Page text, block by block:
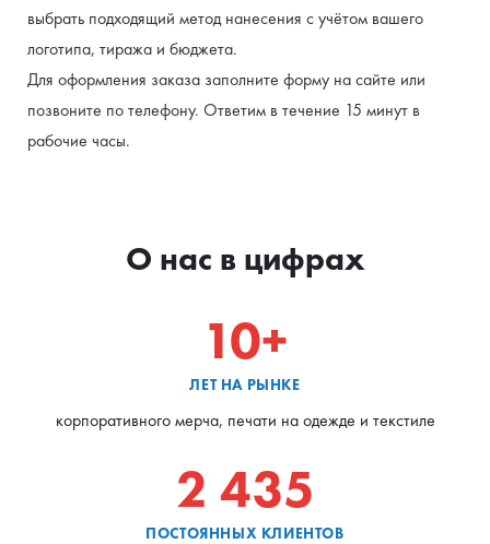
выбрать подходящий метод нанесения с учётом вашего
логотипа, тиража и бюджета.
Для оформления заказа заполните форму на сайте или
позвоните по телефону. Ответим в течение 15 минут в
рабочие часы.
О нас в цифрах
10+
ЛЕТ НА РЫНКЕ
корпоративного мерча, печати на одежде и текстиле
2 435
ПОСТОЯННЫХ КЛИЕНТОВ